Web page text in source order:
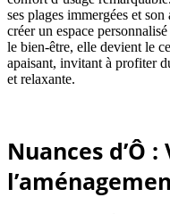
ses plages immergées et
créer un espace
le bien-être, elle devient le
apaisant, invitant à profiter
et relaxante.
Nuances d’Ô